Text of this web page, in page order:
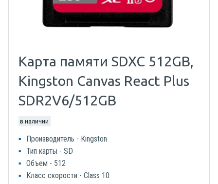
Карта памяти SDXC 512GB,
Kingston Canvas React Plus
SDR2V6/512GB
в наличии
Производитель - Kingston
Тип карты - SD
Объем - 512
Класс скорости - Class 10